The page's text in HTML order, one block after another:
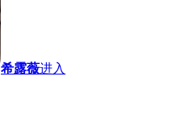
希露薇进入